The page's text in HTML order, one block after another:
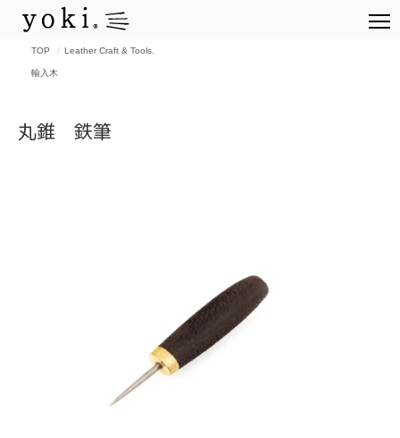
TOP Leather Craft & Tools.
輸入木
丸錐 鉄筆